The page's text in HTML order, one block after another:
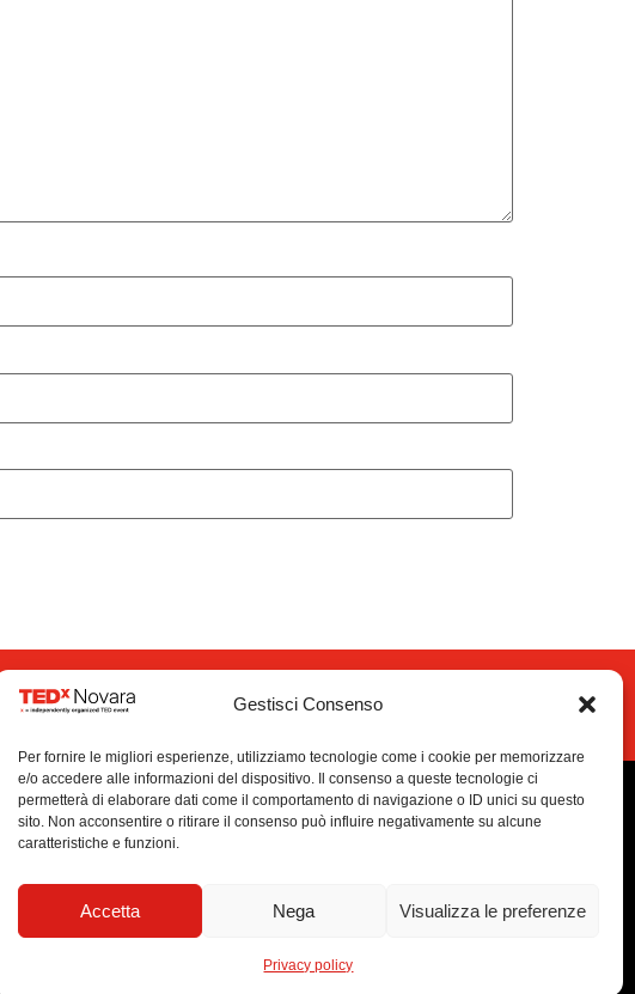
Gestisci Consenso
Per fornire le migliori esperienze, utilizziamo tecnologie come i cookie per memorizzare
e/o accedere alle informazioni del dispositivo. Il consenso a queste tecnologie ci
permetterà di elaborare dati come il comportamento di navigazione o ID unici su questo
sito. Non acconsentire o ritirare il consenso può influire negativamente su alcune
caratteristiche e funzioni.
Accetta Nega Visualizza le preferenze
Privacy policy
Diventa volontario